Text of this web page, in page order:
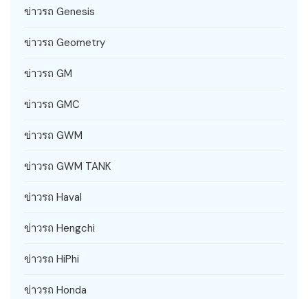
ข่าวรถ Genesis
ข่าวรถ Geometry
ข่าวรถ GM
ข่าวรถ GMC
ข่าวรถ GWM
ข่าวรถ GWM TANK
ข่าวรถ Haval
ข่าวรถ Hengchi
ข่าวรถ HiPhi
ข่าวรถ Honda